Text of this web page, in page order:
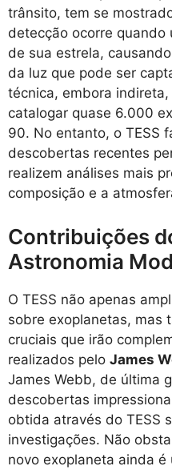
trânsito, tem se
detecção ocorre quando
de sua estrela,
da luz que pode ser
técnica, embora
catalogar quase 6.000
90. No entanto, o TESS
descobertas recentes
realizem análises mais
composição e a
Contribuições
Astronomia
O TESS não apenas
sobre exoplanetas, mas
cruciais que irão
realizados pelo James
James Webb, de última
descobertas
obtida através do TESS
investigações. Não
novo exoplaneta ainda é